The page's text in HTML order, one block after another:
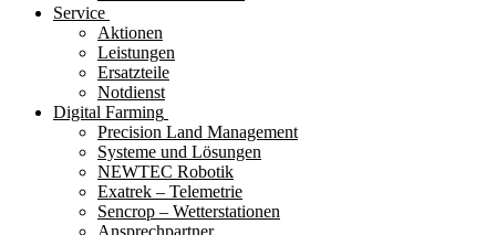
Service
Aktionen
Leistungen
Ersatzteile
Notdienst
Digital Farming
Precision Land Management
Systeme und Lösungen
NEWTEC Robotik
Exatrek – Telemetrie
Sencrop – Wetterstationen
Ansprechpartner